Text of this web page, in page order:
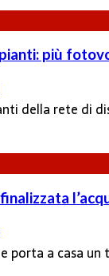
più
della rete di
porta a casa